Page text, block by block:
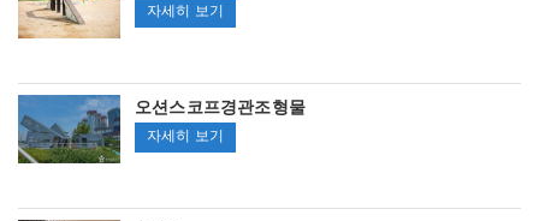
럴
송
파
크
자세히 보기
오션스코프경관조형물
오
자세히 보기